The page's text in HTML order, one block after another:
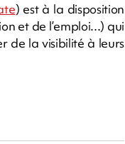
) est à la disposition
et de l’emploi...) qui
de la visibilité à leurs